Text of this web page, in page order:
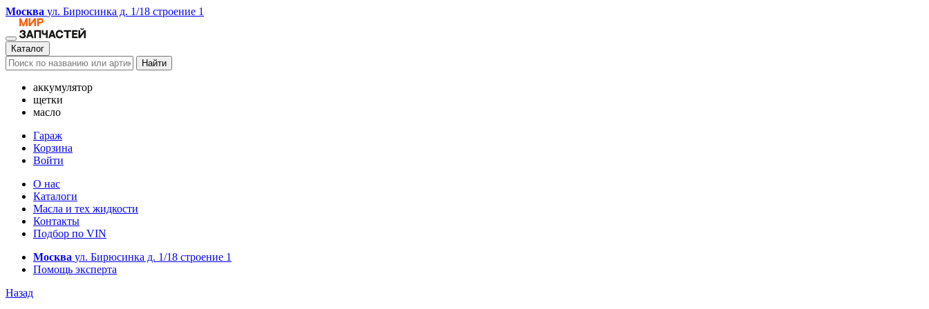
Москва ул. Бирюсинка д. 1/18 строение 1
Каталог
Найти
аккумулятор
щетки
масло
Гараж
Корзина
Войти
О нас
Каталоги
Масла и тех жидкости
Контакты
Подбор по VIN
Москва ул. Бирюсинка д. 1/18 строение 1
Помощь эксперта
Назад